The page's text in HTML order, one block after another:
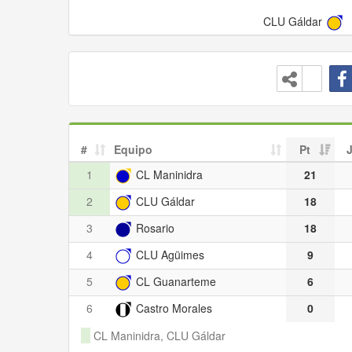
CLU Gáldar
# Equipo Pt
J
1
CL Maninidra
21
2
CLU Gáldar
18
3
Rosario
18
4
CLU Agüimes
9
5
CL Guanarteme
6
6
Castro Morales
0
CL Maninidra, CLU Gáldar